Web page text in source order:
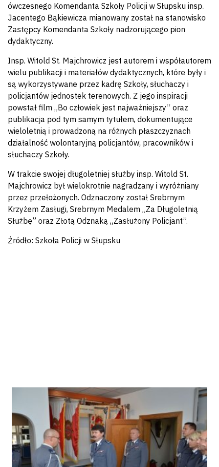
ówczesnego Komendanta Szkoły Policji w Słupsku insp.
Jacentego Bąkiewicza mianowany został na stanowisko
Zastępcy Komendanta Szkoły nadzorującego pion
dydaktyczny.
Insp. Witold St. Majchrowicz jest autorem i współautorem
wielu publikacji i materiałów dydaktycznych, które były i
są wykorzystywane przez kadrę Szkoły, słuchaczy i
policjantów jednostek terenowych. Z jego inspiracji
powstał film „Bo człowiek jest najważniejszy” oraz
publikacja pod tym samym tytułem, dokumentujące
wieloletnią i prowadzoną na różnych płaszczyznach
działalność wolontaryjną policjantów, pracowników i
słuchaczy Szkoły.
W trakcie swojej długoletniej służby insp. Witold St.
Majchrowicz był wielokrotnie nagradzany i wyróżniany
przez przełożonych. Odznaczony został Srebrnym
Krzyżem Zasługi, Srebrnym Medalem „Za Długoletnią
Służbę” oraz Złotą Odznaką „Zasłużony Policjant”.
Źródło: Szkoła Policji w Słupsku